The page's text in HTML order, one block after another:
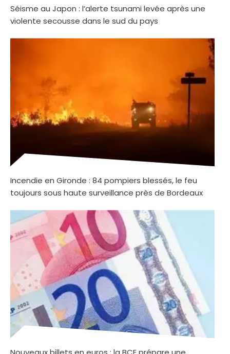
Séisme au Japon : l’alerte tsunami levée après une
violente secousse dans le sud du pays
Incendie en Gironde : 84 pompiers blessés, le feu
toujours sous haute surveillance près de Bordeaux